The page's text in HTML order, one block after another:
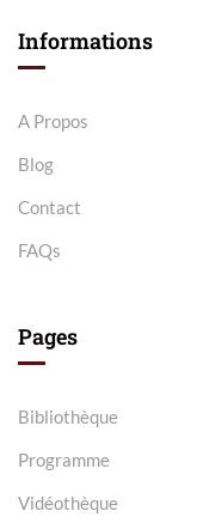
Informations
A Propos
Blog
Contact
FAQs
Pages
Bibliothèque
Programme
Vidéothèque